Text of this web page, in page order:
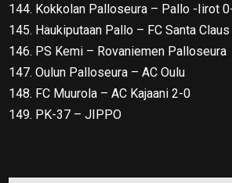
144. Kokkolan Palloseura – Pallo -Iirot
145. Haukiputaan Pallo – FC Santa
146. PS Kemi – Rovaniemen Palloseura
147. Oulun Palloseura – AC Oulu
148. FC Muurola – AC Kajaani 2-0
149. PK-37 – JIPPO